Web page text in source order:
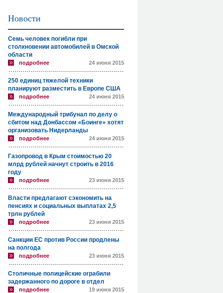
Новости
Семь человек погибли при
столкновении автомобилей в Омской
области
подробнее 24 июня 2015
250 единиц тяжелой техники
планируют разместить в Европе США
подробнее 24 июня 2015
Международный трибунал по делу о
сбитом над Донбассом «Боинге» хотят
организовать Нидерланды
подробнее 24 июня 2015
Газопровод в Крым стоимостью 20
млрд рублей начнут строить в 2016
году
подробнее 23 июня 2015
Власти предлагают сэкономить на
пенсиях и социальных выплатах 2,5
трлн рублей
подробнее 23 июня 2015
Санкции ЕС против России продлены
на полгода
подробнее 23 июня 2015
Столичные полицейские ограбили
задержанного по дороге в отдел
подробнее 19 июня 2015